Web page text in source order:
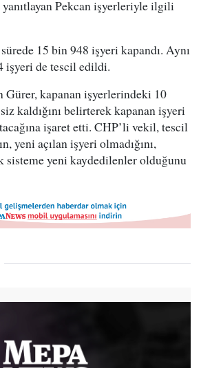
Pekcan işyerleriyle ilgili
15 bin 948 işyeri kapandı. Aynı
işyeri de tescil edildi.
Gürer, kapanan işyerlerindeki 10
kaldığını belirterek kapanan işyeri
işaret etti. CHP’li vekil, tescil
yeni açılan işyeri olmadığını,
sisteme yeni kaydedilenler olduğunu